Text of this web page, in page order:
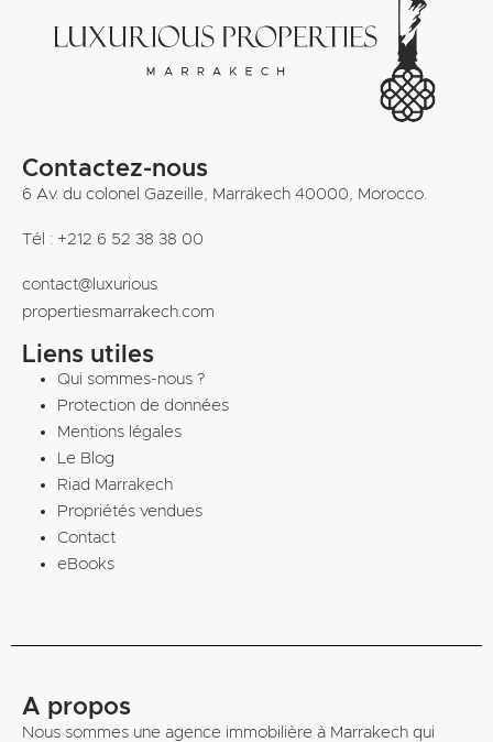
Contactez-nous
6 Av. du colonel Gazeille, Marrakech 40000, Morocco.
Tél : +212 6 52 38 38 00
contact@luxurious
propertiesmarrakech.com
Liens utiles
Qui sommes-nous ?
Protection de données
Mentions légales
Le Blog
Riad Marrakech
Propriétés vendues
Contact
eBooks
A propos
Nous sommes une agence immobilière à Marrakech qui